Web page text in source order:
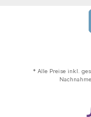
* Alle Preise inkl.